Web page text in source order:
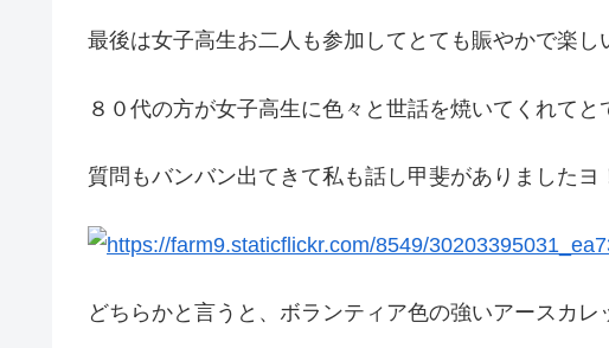
最後は女子高生お二人も参加してとても賑やかで楽し
８０代の方が女子高生に色々と世話を焼いてくれてと
質問もバンバン出てきて私も話し甲斐がありましたヨ
どちらかと言うと、ボランティア色の強いアースカレ